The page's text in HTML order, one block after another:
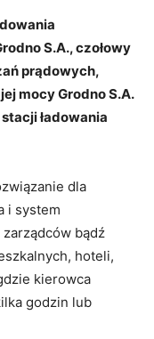
S.A., czołowy
prądowych,
mocy Grodno S.A.
ładowania
dla
i system
bądź
hoteli,
kierowca
godzin lub